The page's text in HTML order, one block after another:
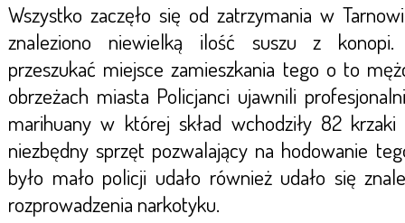
Wszystko zaczęło się od zatrzymania w
znaleziono niewielką ilość suszu z konopi.
przeszukać miejsce zamieszkania tego o to
obrzeżach miasta Policjanci ujawnili
marihuany w której skład wchodziły 82
niezbędny sprzęt pozwalający na hodowanie
było mało policji udało również udało się
rozprowadzenia narkotyku.